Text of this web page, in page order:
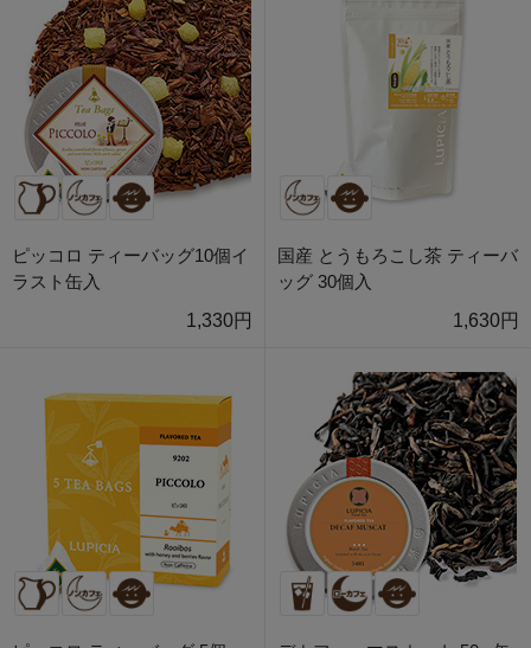
ピッコロ ティーバッグ10個イ
ラスト缶入
1,330円
国産 とうもろこし茶 ティーバ
ッグ 30個入
1,630円